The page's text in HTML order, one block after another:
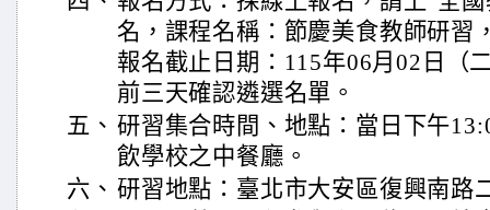
名，課程名稱：節慶美食教師研習
報名截止日期：115年06月02日（
前三天確認遴選名單。
五、 研習集合時間、地點：當日下午
飲學校之中餐廳。
六、 研習地點：臺北市大安區復興南路